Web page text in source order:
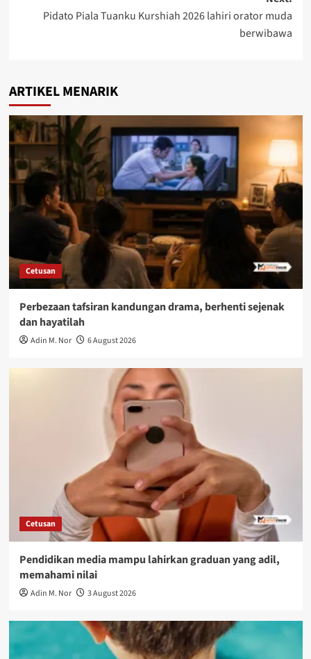
Pidato Piala Tuanku Kurshiah 2026 lahiri orator muda
berwibawa
ARTIKEL MENARIK
Cetusan
Perbezaan tafsiran kandungan drama, berhenti sejenak
dan hayatilah
Adin M. Nor 6 August 2026
Cetusan
Pendidikan media mampu lahirkan graduan yang adil,
memahami nilai
Adin M. Nor 3 August 2026